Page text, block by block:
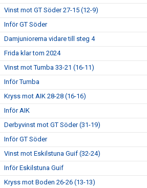
Vinst mot GT Söder 27-15 (12-9)
Inför GT Söder
Damjuniorerna vidare till steg 4
Frida klar tom 2024
Vinst mot Tumba 33-21 (16-11)
Inför Tumba
Kryss mot AIK 28-28 (16-16)
Inför AIK
Derbyvinst mot GT Söder (31-19)
Inför GT Söder
Vinst mot Eskilstuna Guif (32-24)
Inför Eskilstuna Guif
Kryss mot Boden 26-26 (13-13)